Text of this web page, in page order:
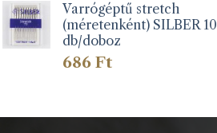
Varrógéptű stretch
(méretenként) SILBER 10
db/doboz
686Ft